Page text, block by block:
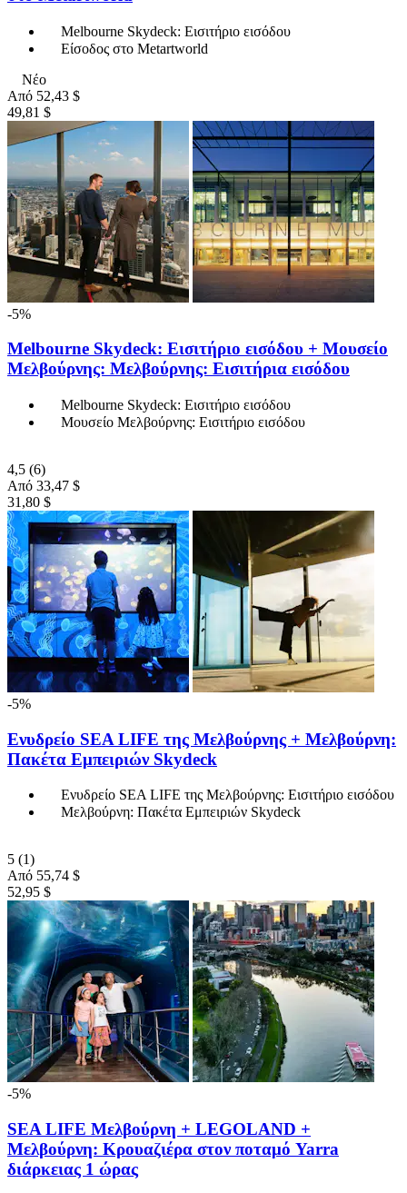
Melbourne Skydeck: Εισιτήριο εισόδου
Είσοδος στο Metartworld
Νέο
Από 52,43 $
49,81 $
-5%
Melbourne Skydeck: Εισιτήριο εισόδου + Μουσείο
Μελβούρνης: Μελβούρνης: Εισιτήρια εισόδου
Melbourne Skydeck: Εισιτήριο εισόδου
Μουσείο Μελβούρνης: Εισιτήριο εισόδου
4,5 (6)
Από 33,47 $
31,80 $
-5%
Ενυδρείο SEA LIFE της Μελβούρνης + Μελβούρνη:
Πακέτα Εμπειριών Skydeck
Ενυδρείο SEA LIFE της Μελβούρνης: Εισιτήριο εισόδου
Μελβούρνη: Πακέτα Εμπειριών Skydeck
5 (1)
Από 55,74 $
52,95 $
-5%
SEA LIFE Μελβούρνη + LEGOLAND +
Μελβούρνη: Κρουαζιέρα στον ποταμό Yarra
διάρκειας 1 ώρας